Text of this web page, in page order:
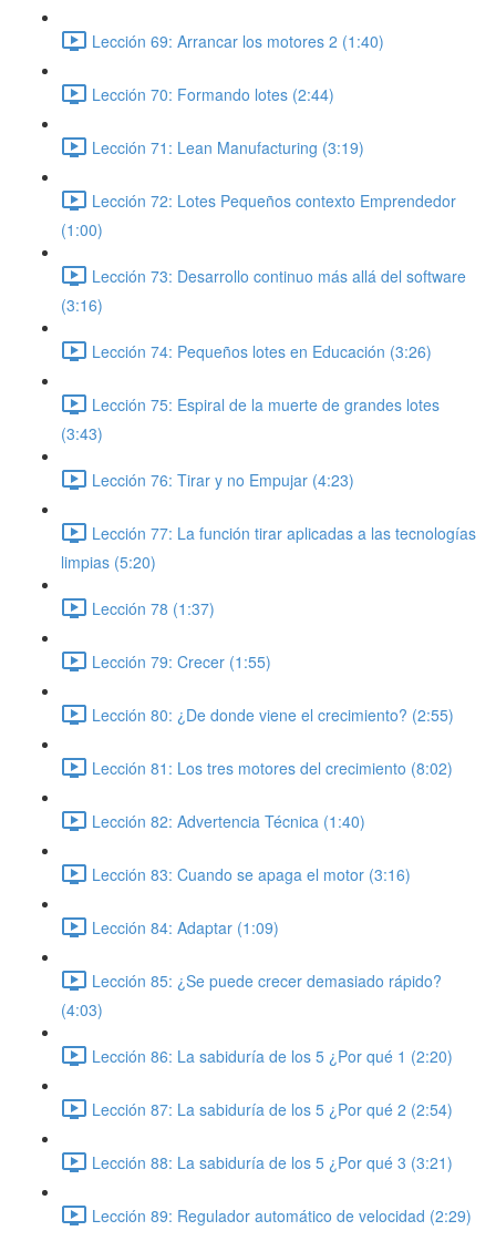
Lección 69: Arrancar los motores 2 (1:40)
Lección 70: Formando lotes (2:44)
Lección 71: Lean Manufacturing (3:19)
Lección 72: Lotes Pequeños contexto Emprendedor
(1:00)
Lección 73: Desarrollo continuo más allá del software
(3:16)
Lección 74: Pequeños lotes en Educación (3:26)
Lección 75: Espiral de la muerte de grandes lotes
(3:43)
Lección 76: Tirar y no Empujar (4:23)
Lección 77: La función tirar aplicadas a las tecnologías
limpias (5:20)
Lección 78 (1:37)
Lección 79: Crecer (1:55)
Lección 80: ¿De donde viene el crecimiento? (2:55)
Lección 81: Los tres motores del crecimiento (8:02)
Lección 82: Advertencia Técnica (1:40)
Lección 83: Cuando se apaga el motor (3:16)
Lección 84: Adaptar (1:09)
Lección 85: ¿Se puede crecer demasiado rápido?
(4:03)
Lección 86: La sabiduría de los 5 ¿Por qué 1 (2:20)
Lección 87: La sabiduría de los 5 ¿Por qué 2 (2:54)
Lección 88: La sabiduría de los 5 ¿Por qué 3 (3:21)
Lección 89: Regulador automático de velocidad (2:29)